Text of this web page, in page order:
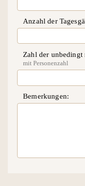
Anzahl der
Zahl der unbedingt
mit Personenzahl
Bemerkungen